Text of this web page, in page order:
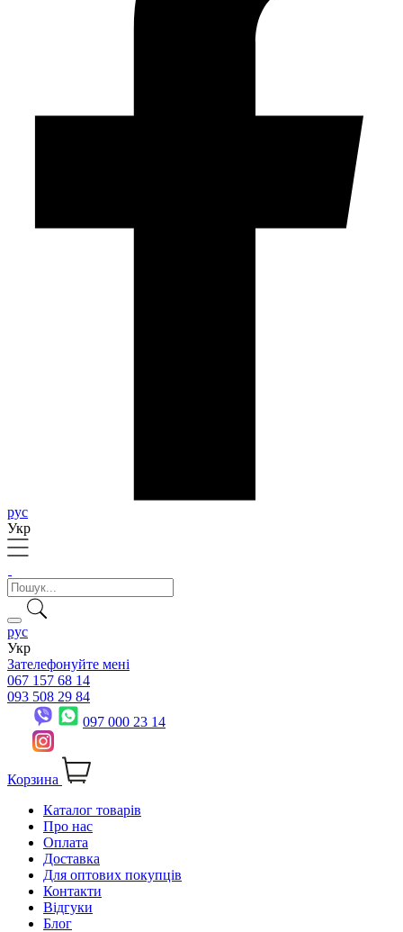
рус
Укр
рус
Укр
Зателефонуйте мені
067 157 68 14
093 508 29 84
097 000 23 14
Корзина
Каталог товарів
Про нас
Оплата
Доставка
Для оптових покупців
Контакти
Відгуки
Блог